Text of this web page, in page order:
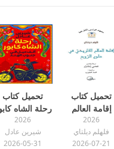
تحميل كتاب
إقامة العالم
التاريخي في
علوم الروح pdf
2026
فلهلم ديلتاي
2026-07-21
تحميل كتاب
رحلة الشاه
pdf
2026
شيرين عادل
2026-05-31